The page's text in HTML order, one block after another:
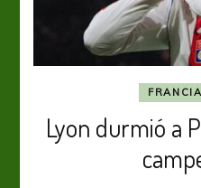
Lyon durmió a